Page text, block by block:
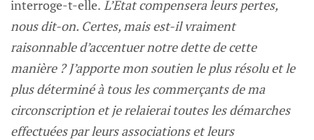
interroge-t-elle. L’Etat compensera leurs pertes,
nous dit-on. Certes, mais est-il vraiment
raisonnable d’accentuer notre dette de cette
manière ? J’apporte mon soutien le plus résolu et le
plus déterminé à tous les commerçants de ma
circonscription et je relaierai toutes les démarches
effectuées par leurs associations et leurs